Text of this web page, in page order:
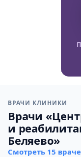
ВРАЧИ КЛИНИКИ
Врачи
и
Беляево»
Смотреть 15